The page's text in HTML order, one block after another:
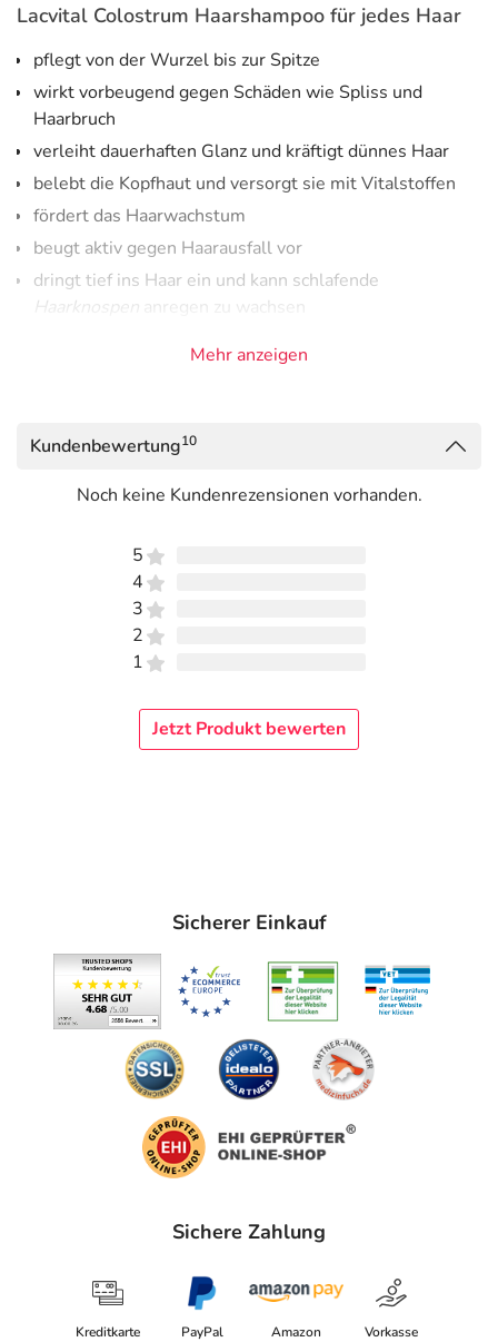
Lacvital Colostrum Haarshampoo für jedes Haar
pflegt von der Wurzel bis zur Spitze
wirkt vorbeugend gegen Schäden wie Spliss und
Haarbruch
verleiht dauerhaften Glanz und kräftigt dünnes Haar
belebt die Kopfhaut und versorgt sie mit Vitalstoffen
fördert das Haarwachstum
beugt aktiv gegen Haarausfall vor
dringt tief ins Haar ein und kann schlafende
Haarknospen
Haarbodenproblemen
Lacvital Colostrum Haarshampoo istmit hochreinem
ist das Lacvital Haarshampoo
. Es ist seifen- und alkalifrei.
1-2 Minuten einwirken lassen.
(03/15) Aqua, Sodium Laureth Sulfate, Colostrum-
Linalool, Linalyl Acetate.
Adresse des Anbieters/Herstellers
Colostrum BioTec GmbH
Richthofenstr. 211/2
86343 Königsbrunn
Angaben gem. EU-Produktsicherheitsverordnung (GPSR)
Mehr anzeigen
Kundenbewertung10
Noch keine Kundenrezensionen vorhanden.
5
4
3
2
1
Jetzt Produkt bewerten
Sicherer Einkauf
Sichere Zahlung
Kreditkarte PayPal Amazon Vorkasse